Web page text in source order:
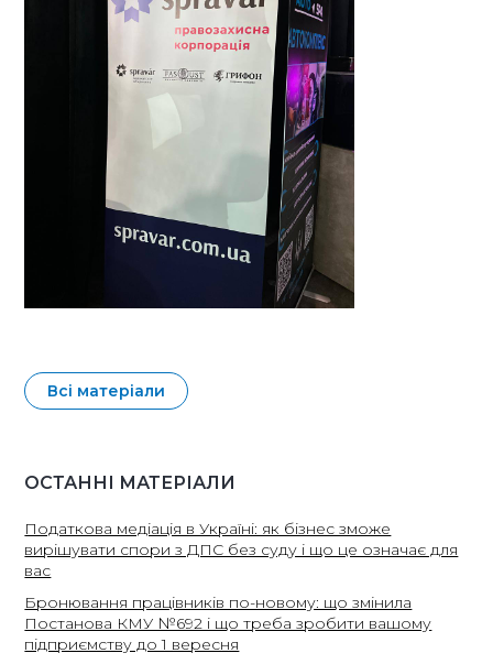
Всі матеріали
ОСТАННІ МАТЕРІАЛИ
Податкова медіація в Україні: як бізнес зможе
вирішувати спори з ДПС без суду і що це означає для
вас
Бронювання працівників по-новому: що змінила
Постанова КМУ №692 і що треба зробити вашому
підприємству до 1 вересня